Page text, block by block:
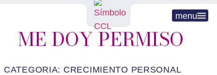
menu
ME DOY PERMISO
CATEGORIA: CRECIMIENTO PERSONAL